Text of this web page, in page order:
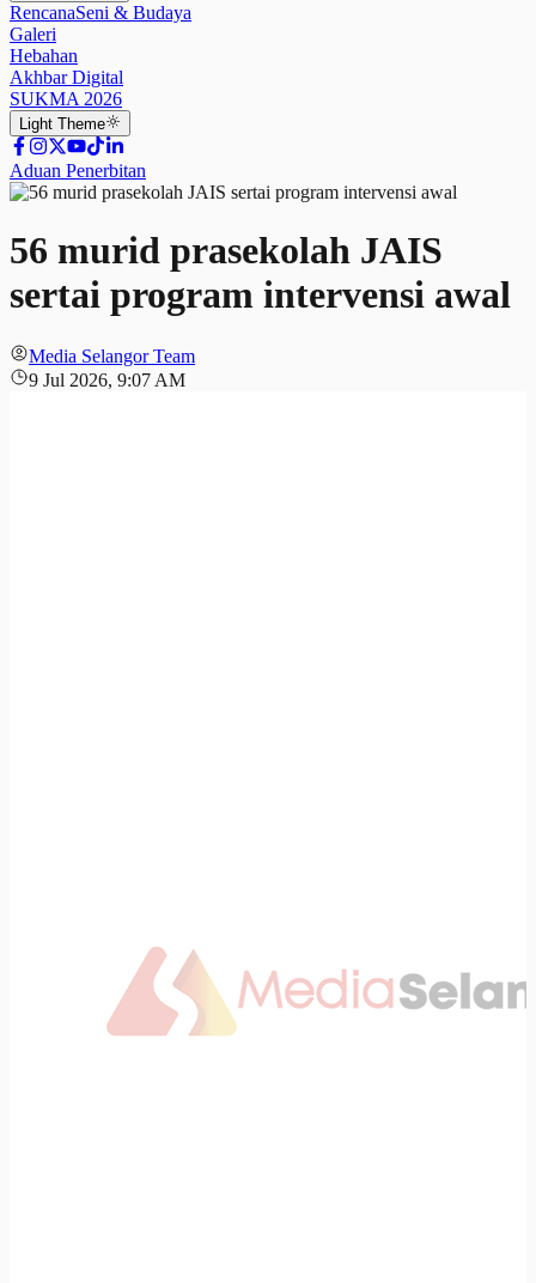
RencanaSeni & Budaya
Galeri
Hebahan
Akhbar Digital
SUKMA 2026
Light Theme
Aduan Penerbitan
56 murid prasekolah JAIS
sertai program intervensi awal
Media Selangor Team
9 Jul 2026, 9:07 AM